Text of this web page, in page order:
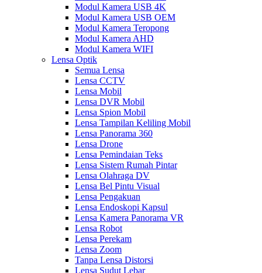
Modul Kamera USB 4K
Modul Kamera USB OEM
Modul Kamera Teropong
Modul Kamera AHD
Modul Kamera WIFI
Lensa Optik
Semua Lensa
Lensa CCTV
Lensa Mobil
Lensa DVR Mobil
Lensa Spion Mobil
Lensa Tampilan Keliling Mobil
Lensa Panorama 360
Lensa Drone
Lensa Pemindaian Teks
Lensa Sistem Rumah Pintar
Lensa Olahraga DV
Lensa Bel Pintu Visual
Lensa Pengakuan
Lensa Endoskopi Kapsul
Lensa Kamera Panorama VR
Lensa Robot
Lensa Perekam
Lensa Zoom
Tanpa Lensa Distorsi
Lensa Sudut Lebar